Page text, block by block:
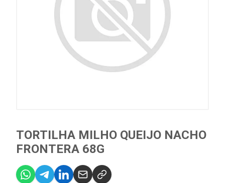
TORTILHA MILHO QUEIJO NACHO
FRONTERA 68G